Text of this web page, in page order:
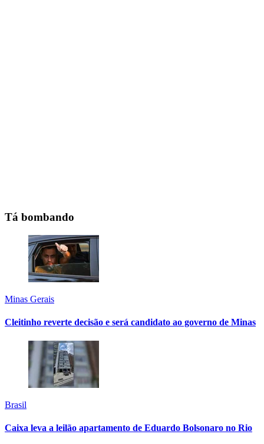
Tá bombando
Minas Gerais
Cleitinho reverte decisão e será candidato ao governo de Minas
Brasil
Caixa leva a leilão apartamento de Eduardo Bolsonaro no Rio